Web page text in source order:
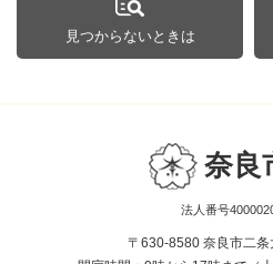
見つからないときは
奈良
法人番号
〒630-8580 奈良市二